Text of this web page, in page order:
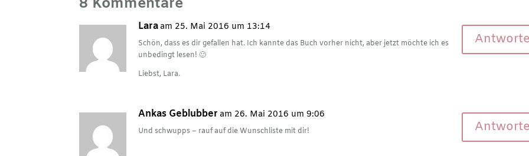
8 Kommentare
Lara am 25. Mai 2016 um 13:14
Schön, dass es dir gefallen hat. Ich kannte das Buch vorher nicht, aber jetzt möchte ich es
unbedingt lesen! 🙂
Liebst, Lara.
Ankas Geblubber am 26. Mai 2016 um 9:06
Und schwupps – rauf auf die Wunschliste mit dir!